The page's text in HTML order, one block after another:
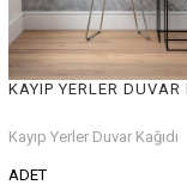
Kayıp Yerler Duvar Kağıdı
ADET